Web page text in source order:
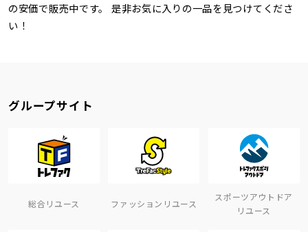
の安価で販売中です。 是非お気に入りの一品を見つけてくださ
い！
グループサイト
総合リユース ファッションリユース
スポーツアウトドア
リユース